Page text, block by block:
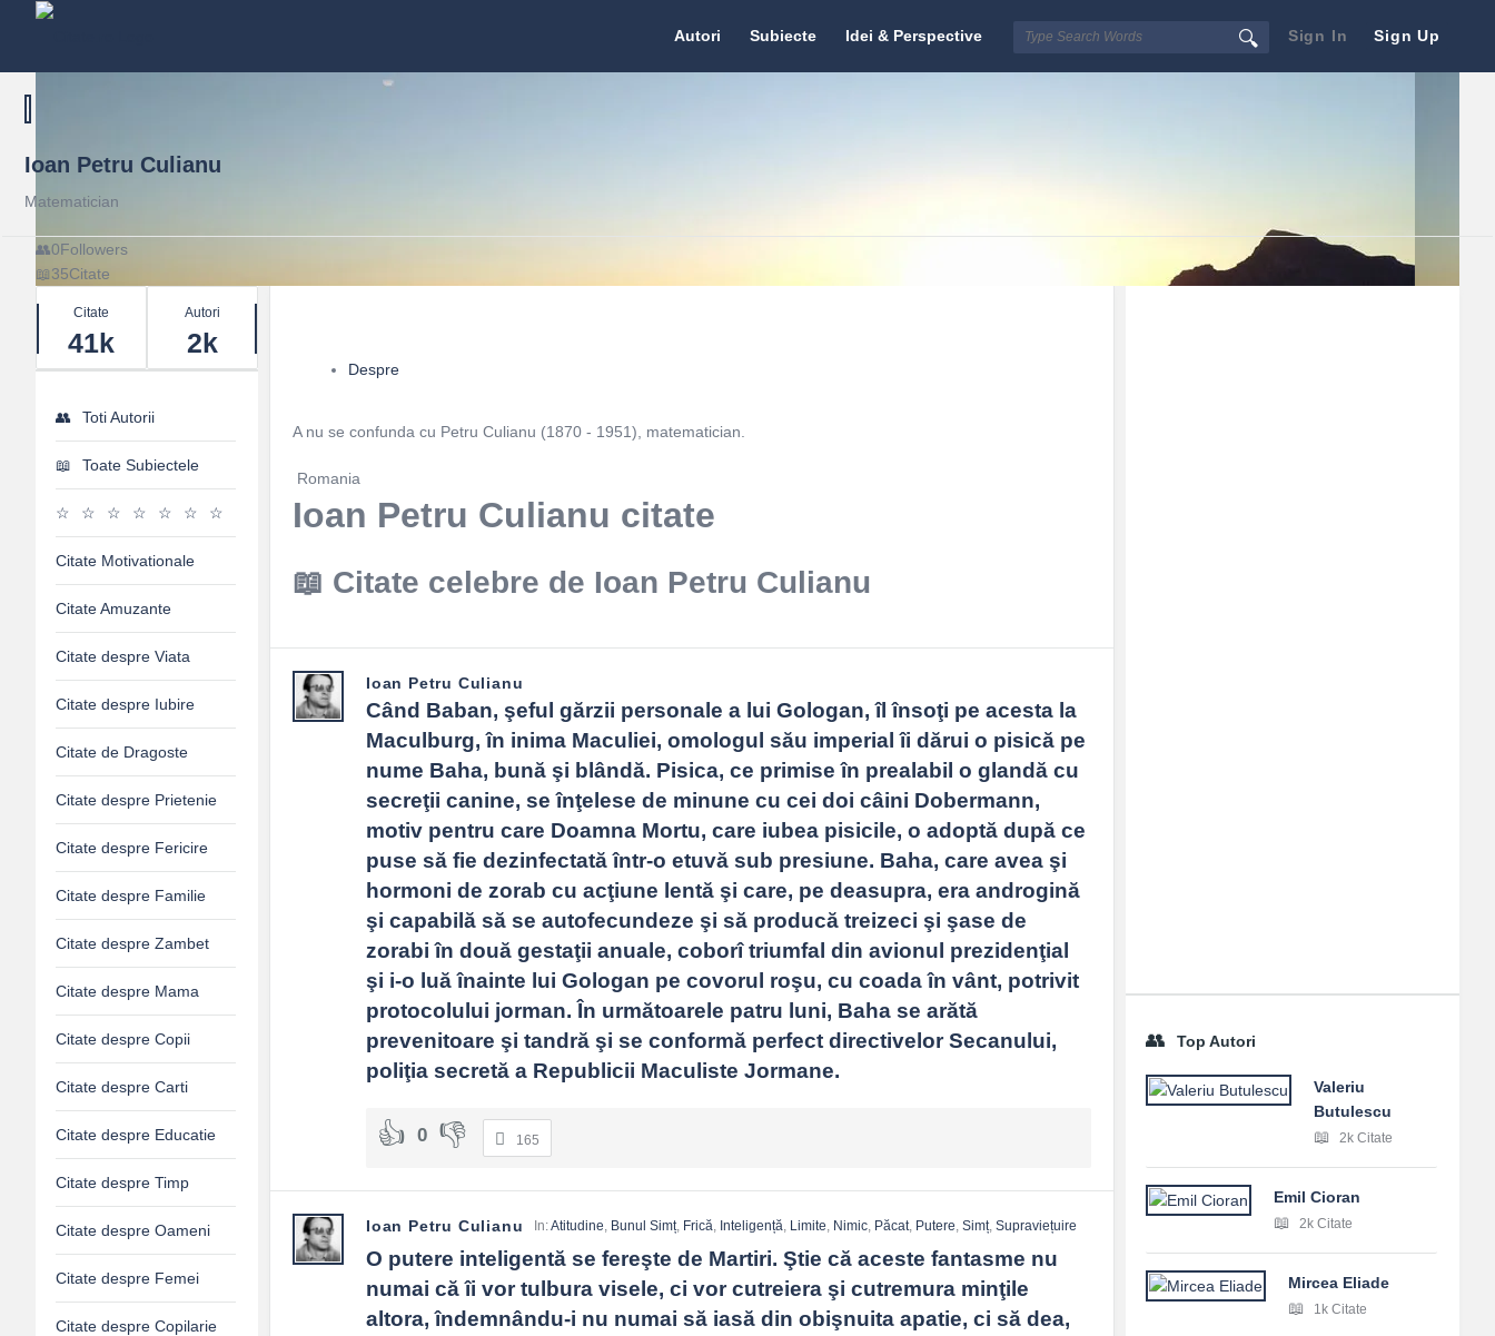
Sign In Sign Up
Citate.ro
Autori Subiecte Idei & Perspective
Ioan Petru Culianu
Matematician
0Followers
35Citate
Despre
A nu se confunda cu Petru Culianu (1870 - 1951), matematician.
Romania
Ioan Petru Culianu citate
Citate celebre de Ioan Petru Culianu
Ioan Petru Culianu
Când Baban, şeful gărzii personale a lui Gologan, îl însoţi pe acesta la
Maculburg, în inima Maculiei, omologul său imperial îi dărui o pisică pe
nume Baha, bună şi blândă. Pisica, ce primise în prealabil o glandă cu
secreţii canine, se înţelese de minune cu cei doi câini Dobermann,
motiv pentru care Doamna Mortu, care iubea pisicile, o adoptă după ce
puse să fie dezinfectată într-o etuvă sub presiune. Baha, care avea şi
hormoni de zorab cu acţiune lentă şi care, pe deasupra, era androgină
şi capabilă să se autofecundeze şi să producă treizeci şi şase de
zorabi în două gestaţii anuale, coborî triumfal din avionul prezidenţial
şi i-o luă înainte lui Gologan pe covorul roşu, cu coada în vânt, potrivit
protocolului jorman. În următoarele patru luni, Baha se arătă
prevenitoare şi tandră şi se conformă perfect directivelor Secanului,
poliţia secretă a Republicii Maculiste Jormane.
0 165
Ioan Petru Culianu In:Atitudine, Bunul Simț, Frică, Inteligență, Limite, Nimic, Păcat, Putere,Simț,Supraviețuire
O putere inteligentă se fereşte de Martiri. Ştie că aceste fantasme nu
numai că îi vor tulbura visele, ci vor cutreiera şi cutremura minţile
altora, îndemnându-i nu numai să iasă din obişnuita apatie, ci să dea,
Top Autori
Valeriu
Butulescu
2k Citate
Emil Cioran
2k Citate
Mircea Eliade
1k Citate
Stats
Citate
41k
Autori
2k
Toti Autorii
Toate Subiectele
Citate Motivationale
Citate Amuzante
Citate despre Viata
Citate despre Iubire
Citate de Dragoste
Citate despre Prietenie
Citate despre Fericire
Citate despre Familie
Citate despre Zambet
Citate despre Mama
Citate despre Copii
Citate despre Carti
Citate despre Educatie
Citate despre Timp
Citate despre Oameni
Citate despre Femei
Citate despre Copilarie